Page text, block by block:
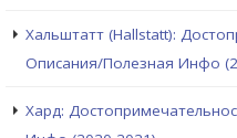
Хальштатт (Hallstatt):
Описания/Полезная Инфо
Хард: